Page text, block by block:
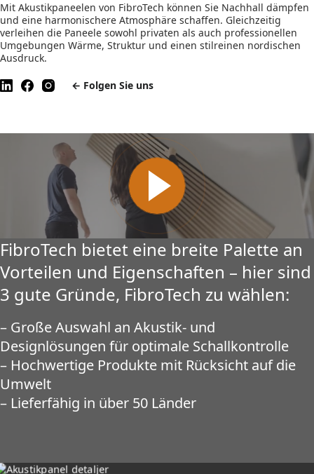
Mit Akustikpaneelen von FibroTech können Sie Nachhall dämpfen
und eine harmonischere Atmosphäre schaffen. Gleichzeitig
verleihen die Paneele sowohl privaten als auch professionellen
Umgebungen Wärme, Struktur und einen stilreinen nordischen
Ausdruck.
← Folgen Sie uns
FibroTech bietet eine breite Palette an
Vorteilen und Eigenschaften – hier sind
3 gute Gründe, FibroTech zu wählen:
– Große Auswahl an Akustik- und
Designlösungen für optimale Schallkontrolle
– Hochwertige Produkte mit Rücksicht auf die
Umwelt
– Lieferfähig in über 50 Länder